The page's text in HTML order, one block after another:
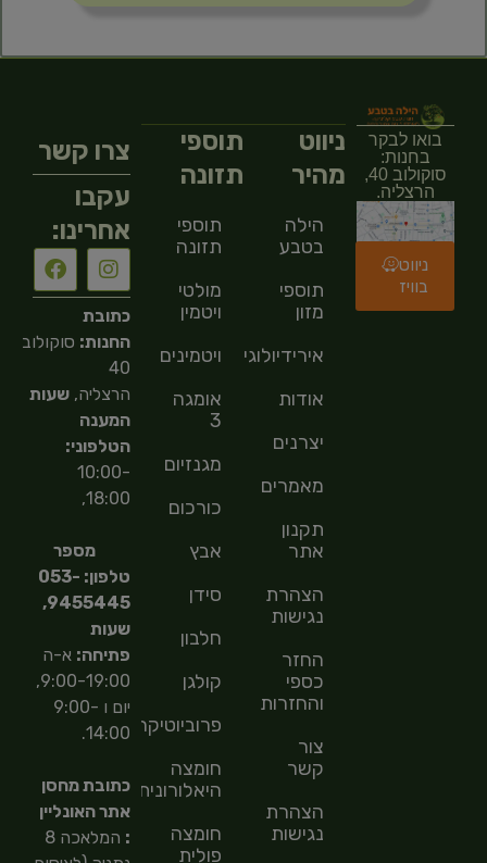
בואו לבקר
בחנות:
סוקולוב 40,
הרצליה.
ניווט
בוויז
ניווט
מהיר
הילה
בטבע
תוספי
מזון
אירידיולוגיה
אודות
יצרנים
מאמרים
תקנון
אתר
הצהרת
נגישות
החזר
כספי
והחזרות
צור
קשר
הצהרת
נגישות
תוספי
תזונה
תוספי
תזונה
מולטי
ויטמין
ויטמינים
אומגה
3
מגנזיום
כורכום
אבץ
סידן
חלבון
קולגן
פרוביוטיקה
חומצה
היאלורונית
חומצה
פולית
צרו קשר
עקבו
אחרינו:
כתובת
החנות: סוקולוב
40
הרצליה,שעות
המענה
הטלפוני:
10:00-
18:00,
מספר
טלפון: 053-
9455445,
שעות
פתיחה: א-ה
9:00-19:00,
יום ו 9:00-
14:00.
כתובת מחסן
אתר האונליין
:
המלאכה 8